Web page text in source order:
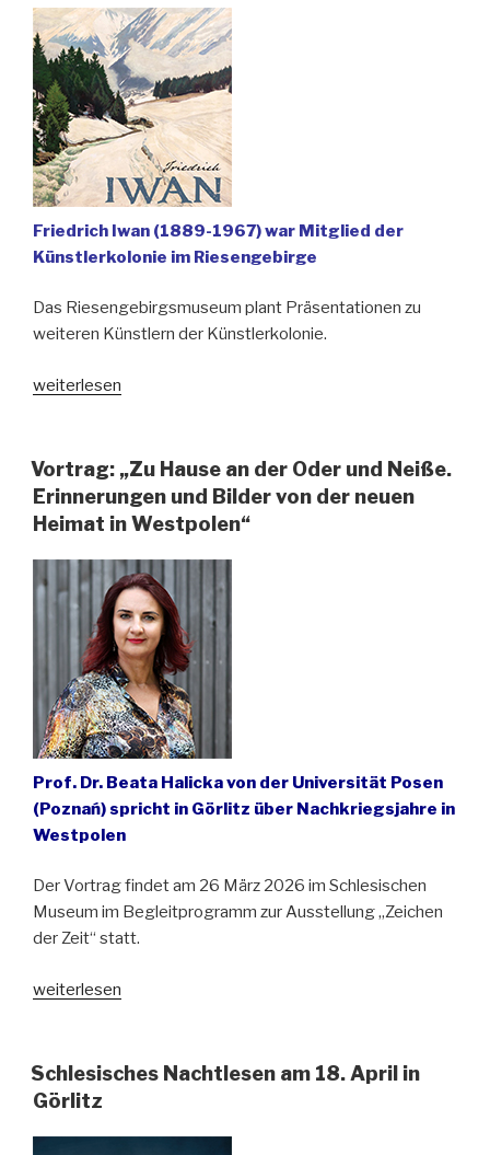
Chojecka“
Friedrich Iwan (1889-1967) war Mitglied der
Künstlerkolonie im Riesengebirge
Das Riesengebirgsmuseum plant Präsentationen zu
weiteren Künstlern der Künstlerkolonie.
„Ausstellung
widmet
sich
Friedrich
weiterlesen
Vortrag: „Zu Hause an der Oder und Neiße.
Erinnerungen und Bilder von der neuen
Heimat in Westpolen“
Prof. Dr. Beata Halicka von der Universität Posen
(Poznań) spricht in Görlitz über Nachkriegsjahre in
Westpolen
Der Vortrag findet am 26 März 2026 im Schlesischen
Museum im Begleitprogramm zur Ausstellung „Zeichen
der Zeit“ statt.
„Vortrag:
an
der
weiterlesen
Schlesisches Nachtlesen am 18. April in
Görlitz